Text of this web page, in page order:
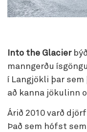
Into the Glacier
manngerðu
í Langjökli þar
að kanna jökulinn
Árið 2010 varð
Það sem hófst